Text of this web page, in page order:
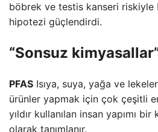
böbrek ve testis kanseri riskiyle
hipotezi güçlendirdi.
“Sonsuz
PFAS Isıya, suya, yağa ve
ürünler yapmak için çok çeşitli
yıldır kullanılan insan yapımı bir
olarak tanımlanır.